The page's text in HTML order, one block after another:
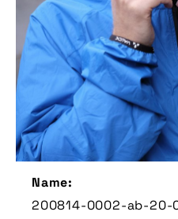
Name:
200814-0002-ab-20-